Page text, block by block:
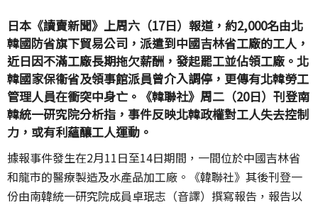
日本《讀賣新聞》上周六（17日）報道，約2,000名由北
韓國防省旗下貿易公司，派遣到中國吉林省工廠的工人，
近日因不滿工廠長期拖欠薪酬，發起罷工並佔領工廠。北
韓國家保衞省及領事館派員曾介入調停，更傳有北韓勞工
管理人員在衝突中身亡。《韓聯社》周二（20日）刊登南
韓統一研究院分析指，事件反映北韓政權對工人失去控制
力，或有利蘊釀工人運動。
據報事件發生在2月11日至14日期間，一間位於中國吉林省
和龍市的醫療製造及水產品加工廠。《韓聯社》其後刊登一
份由南韓統一研究院成員卓珉志（音譯）撰寫報告，報告以